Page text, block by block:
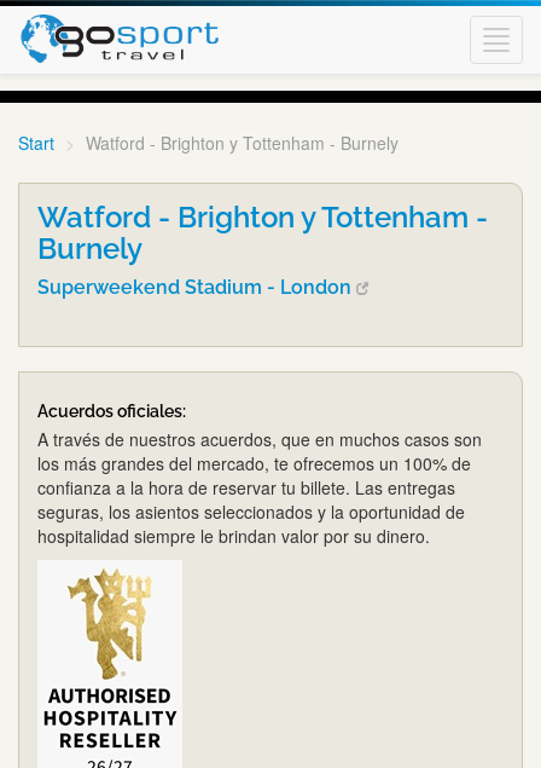
Start Watford - Brighton y Tottenham - Burnely
Watford - Brighton y Tottenham -
Burnely
Superweekend Stadium - London
Acuerdos oficiales:
A través de nuestros acuerdos, que en muchos casos son
los más grandes del mercado, te ofrecemos un 100% de
confianza a la hora de reservar tu billete. Las entregas
seguras, los asientos seleccionados y la oportunidad de
hospitalidad siempre le brindan valor por su dinero.